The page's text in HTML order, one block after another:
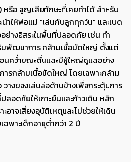
รือ สูญเสียทักษะที่เคยทำได้ สำหรับ
ำให้พ่อแม่ “เล่นกับลูกทุกวัน” และเปิด
อย่างอิสระในพื้นที่ปลอดภัย เช่น ทำ
มพัฒนาการ กล้ามเนื้อมัดใหญ่ ตั้งแต่
นคว่ำขณะตื่นและมีผู้ใหญ่ดูแลอย่าง
รกล้ามเนื้อมัดใหญ่ โดยเฉพาะกล้าม
วางของเล่นล่อด้านข้างเพื่อกระตุ้นการ
อดภัยให้เกาะยืนและก้าวเดิน หลีก
ะอาจเสี่ยงอุบัติเหตุและไม่ช่วยให้เดิน
ฉพาะเด็กอายุต่ำกว่า 2 ปี